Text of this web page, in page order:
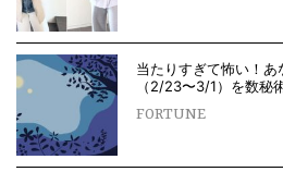
当たりすぎて怖い！
（2/23〜3/1）を数秘
FORTUNE